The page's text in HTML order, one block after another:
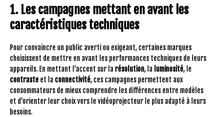
1. Les campagnes mettant en avant les
caractéristiques techniques
Pour convaincre un public averti ou exigeant, certaines marques
choisissent de mettre en avant les performances techniques de leurs
appareils. En mettant l’accent sur la résolution, la luminosité, le
contraste et la connectivité, ces campagnes permettent aux
consommateurs de mieux comprendre les différences entre modèles
et d’orienter leur choix vers le vidéoprojecteur le plus adapté à leurs
besoins.